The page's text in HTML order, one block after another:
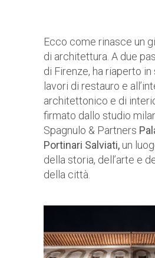
Ecco come rinasce un
di architettura. A due
di Firenze, ha riaperto in
lavori di restauro e
architettonico e di
firmato dallo studio
Spagnulo & Partners
Portinari Salviati, un
della storia, dell’arte e
della città.